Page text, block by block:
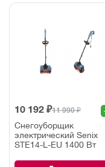
10 192 ₽11 990 ₽
Снегоуборщик
электрический Senix
STE14-L-EU 1400 Вт